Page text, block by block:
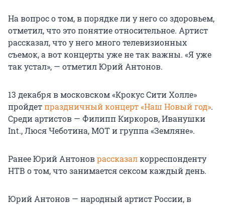
На вопрос о том, в порядке ли у него со здоровьем,
отметил, что это понятие относительное. Артист
рассказал, что у него много телевизионных
съемок, а вот концерты уже не так важны. «Я уже
так устал», — отметил Юрий Антонов.
13 декабря в московском «Крокус Сити Холле»
пройдетпраздничный концерт «Наш Новый год».
Среди артистов — Филипп Киркоров, Иванушки
Int., Люся Чеботина, МОТ и группа «Земляне».
Ранее Юрий Антоноврассказалкорреспонденту
НТВ о том, что занимается сексом каждый день.
Юрий Антонов — народный артист России, в